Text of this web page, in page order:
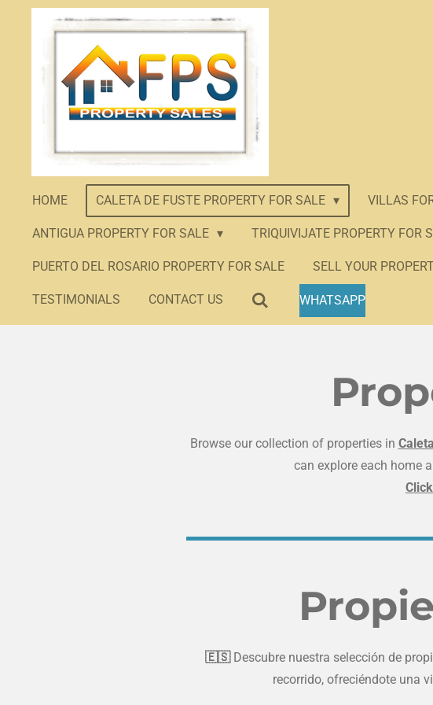
HOME CALETA DE FUSTE PROPERTY FOR SALE VILLAS
ANTIGUA PROPERTY FOR SALE TRIQUIVIJATE PROPERTY FOR
PUERTO DEL ROSARIO PROPERTY FOR SALE SELL YOUR
TESTIMONIALS CONTACT US WHATSAPP
Browse our collection of properties in
can explore each home
🇪🇸 Descubre nuestra selección de
recorrido, ofreciéndote una